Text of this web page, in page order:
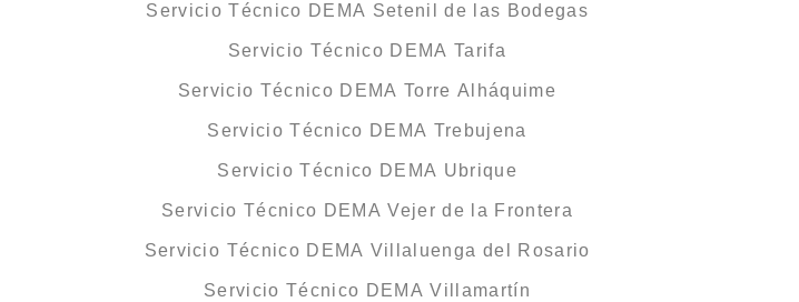
Servicio Técnico DEMA Setenil de las Bodegas
Servicio Técnico DEMA Tarifa
Servicio Técnico DEMA Torre Alháquime
Servicio Técnico DEMA Trebujena
Servicio Técnico DEMA Ubrique
Servicio Técnico DEMA Vejer de la Frontera
Servicio Técnico DEMA Villaluenga del Rosario
Servicio Técnico DEMA Villamartín